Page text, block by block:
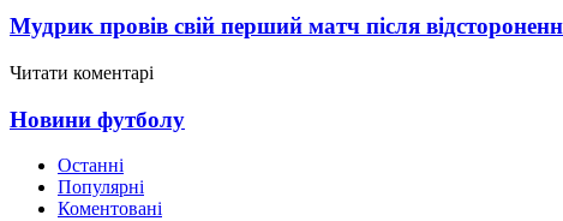
Мудрик провів свій перший матч після
Читати коментарі
Новини футболу
Останні
Популярні
Коментовані